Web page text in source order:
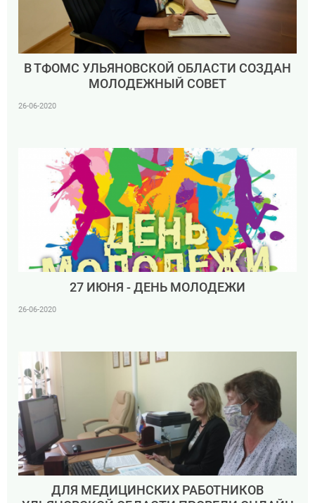
В ТФОМС УЛЬЯНОВСКОЙ ОБЛАСТИ СОЗДАН
МОЛОДЕЖНЫЙ СОВЕТ
26-06-2020
27 ИЮНЯ - ДЕНЬ МОЛОДЕЖИ
26-06-2020
ДЛЯ МЕДИЦИНСКИХ РАБОТНИКОВ